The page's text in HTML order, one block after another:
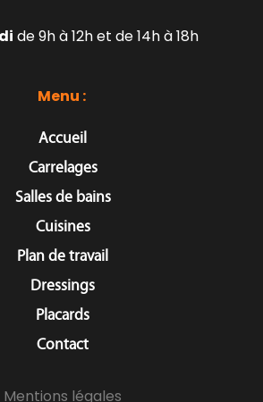
Menu :
Accueil
Carrelages
Salles de bains
Cuisines
Plan de travail
Dressings
Placards
Contact
de 9h à 12h et de 14h à 18h
Mentions légales